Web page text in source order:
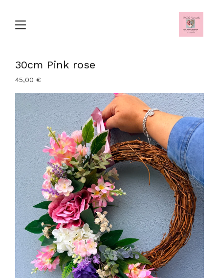
30cm Pink rose
45,00€